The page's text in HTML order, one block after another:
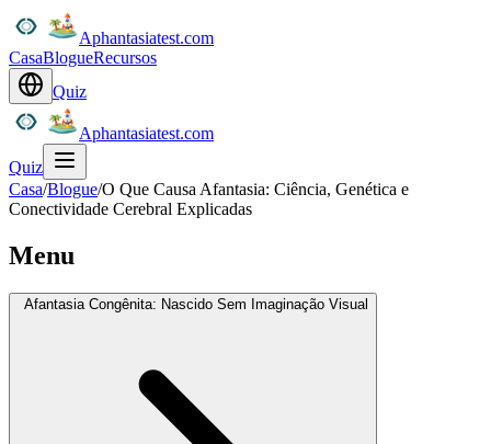
Aphantasiatest.com
CasaBlogueRecursos
Quiz
Aphantasiatest.com
Quiz
Casa/Blogue/O Que Causa Afantasia: Ciência, Genética e
Conectividade Cerebral Explicadas
Menu
Afantasia Congênita: Nascido Sem Imaginação Visual